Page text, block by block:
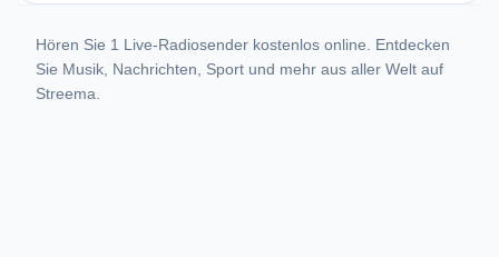
Hören Sie 1 Live-Radiosender kostenlos online. Entdecken
Sie Musik, Nachrichten, Sport und mehr aus aller Welt auf
Streema.